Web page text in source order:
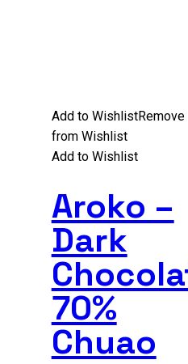
Add to WishlistRemove
from Wishlist
Add to Wishlist
Aroko –
Dark
70%
Chuao